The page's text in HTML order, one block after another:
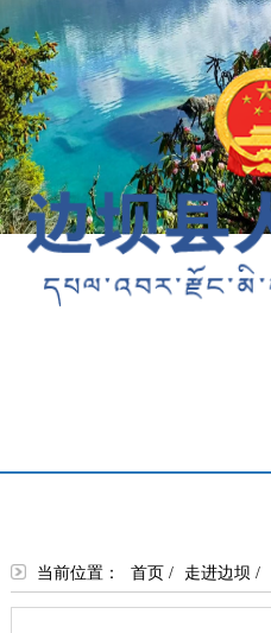
当前位置： 首页 / 走进边坝 /